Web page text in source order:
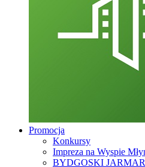
Promocja
Konkursy
Impreza na Wyspie
BYDGOSKI